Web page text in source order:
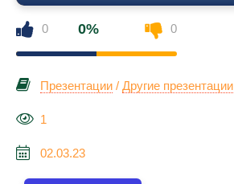
0 0% 0
Презентации / Другие презентации
1
02.03.23